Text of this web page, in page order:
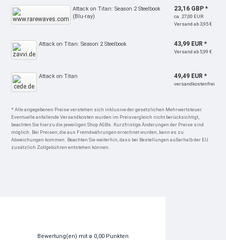
Attack on Titan: Season 2 Steelbook
(Blu-ray)
23,16 GBP *
ca. 27,00 EUR
Versand ab 3,95 €
Attack on Titan: Season 2 Steelbook 43,99 EUR *
Versand ab 5,99 €
Attack on Titan 49,49 EUR *
versandkostenfrei
* Alle angegebenen Preise verstehen sich inklusive der gesetzlichen Mehrwertsteuer.
Eventuelle anfallende Versandkosten wurden im Preisvergleich nicht berücksichtigt,
beachten Sie hierzu die jeweiligen Shop AGBs. Kurzfristige Änderungen der Preise sind
möglich. Bei Preisen, die aus Fremdwährungen errechnet wurden, kann es zu
Abweichungen kommen. Beachten Sie weiterhin, dass bei Bestellungen außerhalb der EU
zusätzlich Zollgebühren entstehen können.
Bewertung(en) mit ø 0,00 Punkten